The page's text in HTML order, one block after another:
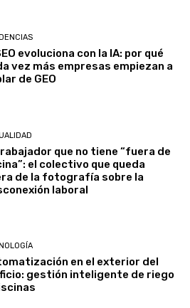
evoluciona con la IA: por qué
vez más empresas empiezan a
de GEO
que no tiene “fuera de
el colectivo que queda
de la fotografía sobre la
laboral
en el exterior del
gestión inteligente de riego